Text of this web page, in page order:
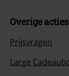
Overige acties
Prijsvragen
Large